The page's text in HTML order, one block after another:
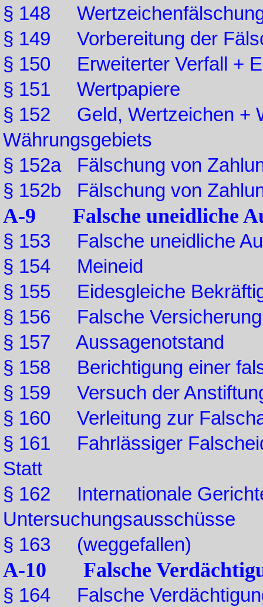
§ 148
§ 149 Vorbereitung der
§ 150 Erweiterter Verfall +
§ 151 Wertpapiere
§ 152 Geld, Wertzeichen +
Währungsgebiets
§ 152a Fälschung von
§ 152b Fälschung von
A-9 Falsche uneidliche
§ 153 Falsche uneidliche
§ 154 Meineid
§ 155 Eidesgleiche
§ 156 Falsche Versicherung
§ 157 Aussagenotstand
§ 158 Berichtigung einer
§ 159 Versuch der
§ 160 Verleitung zur
§ 161 Fahrlässiger
Statt
§ 162 Internationale
Untersuchungsausschüsse
§ 163 (weggefallen)
A-10 Falsche
§ 164 Falsche